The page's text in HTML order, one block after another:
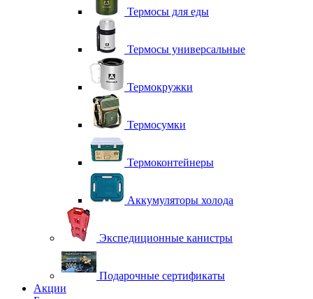
Термосы для еды
Термосы универсальные
Термокружки
Термосумки
Термоконтейнеры
Аккумуляторы холода
Экспедиционные канистры
Подарочные сертификаты
Акции